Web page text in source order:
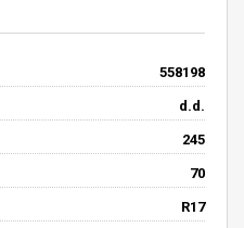
558198
d.d.
245
70
R17